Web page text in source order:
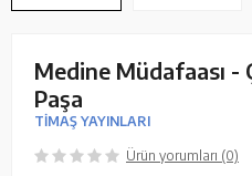
Medine Müdafaası -
Paşa
TİMAŞ YAYINLARI
Ürün yorumları (0)